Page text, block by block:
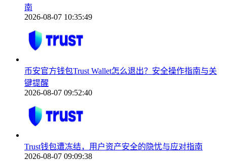
南
2026-08-07 10:35:49
币安官方钱包Trust Wallet怎么退出？安全操作指南与关
键提醒
2026-08-07 09:52:40
Trust钱包遭冻结，用户资产安全的隐忧与应对指南
2026-08-07 09:09:38